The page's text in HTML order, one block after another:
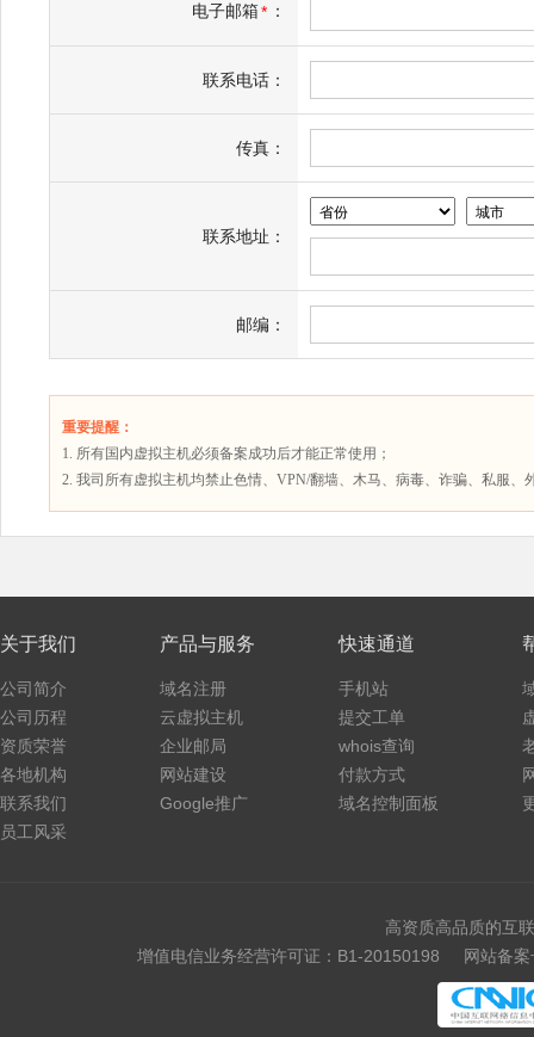
电子邮箱* ：
联系电话：
传真：
联系地址：
邮编：
重要提醒：
1. 所有国内虚拟主机必须备案成功后才能正常使用；
2. 我司所有虚拟主机均禁止色情、VPN/翻墙、木马、病毒、诈骗、私服
关于我们
公司简介
公司历程
资质荣誉
各地机构
联系我们
员工风采
产品与服务
域名注册
云虚拟主机
企业邮局
网站建设
Google推广
快速通道
手机站
提交工单
whois查询
付款方式
域名控制面板
高资质高品质的互
增值电信业务经营许可证：B1-20150198
网站备